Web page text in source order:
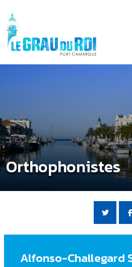
Orthophonistes
Alfonso-Challegard